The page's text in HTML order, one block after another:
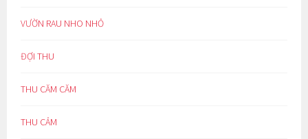
VƯỜN RAU NHO NHỎ
ĐỢI THU
THU CĂM CĂM
THU CẢM